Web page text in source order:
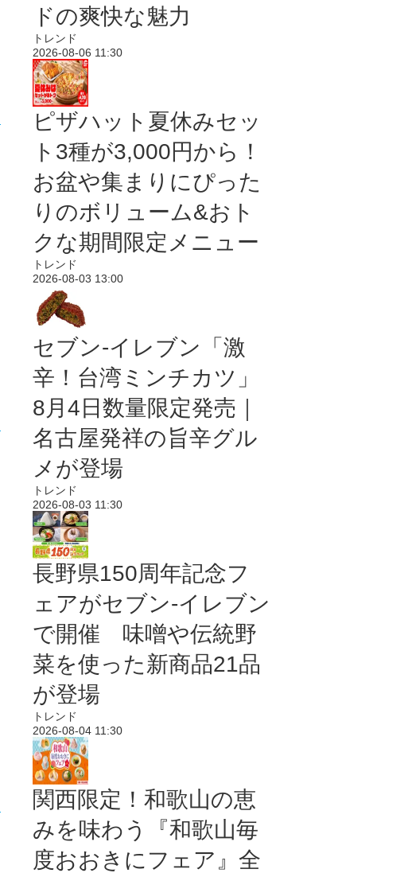
ドの爽快な魅力
トレンド
2026-08-06 11:30
ピザハット夏休みセッ
ト3種が3,000円から！
お盆や集まりにぴった
りのボリューム&おト
クな期間限定メニュー
トレンド
2026-08-03 13:00
セブン-イレブン「激
辛！台湾ミンチカツ」
8月4日数量限定発売｜
名古屋発祥の旨辛グル
メが登場
トレンド
2026-08-03 11:30
長野県150周年記念フ
ェアがセブン-イレブン
で開催 味噌や伝統野
菜を使った新商品21品
が登場
トレンド
2026-08-04 11:30
関西限定！和歌山の恵
みを味わう『和歌山毎
度おおきにフェア』全